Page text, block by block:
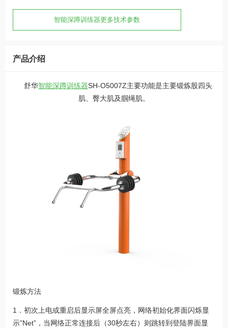
智能深蹲训练器更多技术参数
产品介绍
舒华智能深蹲训练器SH-O5007Z主要功能是主要锻炼股四头
肌、臀大肌及腘绳肌。
锻炼方法
1．初次上电或重启后显示屏全屏点亮，网络初始化界面闪烁显
示”Net”，当网络正常连接后（30秒左右）则跳转到登陆界面显